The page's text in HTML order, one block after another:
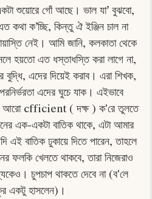
শুয়ােরে গোঁ আছে। ভাল যা’ বুঝবাে,
কথা ক’চ্ছি, কিন্তু ঐ ইঞ্জিন চাল না
নেই। আমি জানি, কলকাতা থেকে
হয়তাে এত ধস্তাধস্তি করা লাগে না,
এদের দিয়েই করাব। এরা শিখক,
এদের ঘুচে যাক। এইভাবে
আরাে cfficient ( দক্ষ ) ক'রে তুলতে
এক-একটা বাতিক থাকে, এটা আমার
এই বাতিক ঢুকায়ে দিতে পারেন, তাহলে
ফলকি খেলতে থাকবে, তারা নিজেরাও
চুপচাপ থাকতে দেবে না (ব'লে
একটু হাসলেন)।